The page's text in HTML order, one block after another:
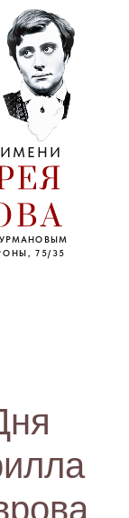
ИМЕНИ
75/35